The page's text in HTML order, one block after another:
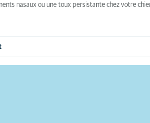
nasaux ou une toux persistante chez votre